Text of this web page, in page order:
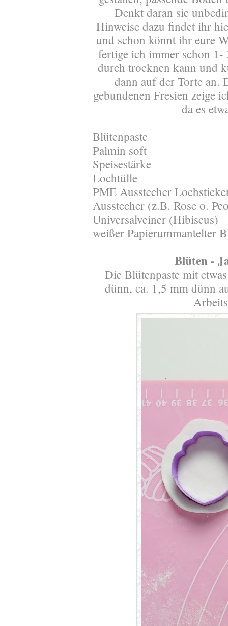
Denkt daran sie
Hinweise dazu findet ihr
und schon könnt ihr eure
fertige ich immer schon 1-
durch trocknen kann und
dann auf der Torte an.
gebundenen Fresien zeige
da es
Blütenpaste
Palmin soft
Speisestärke
Lochtülle
PME Ausstecher
Ausstecher (z.B. Rose o.
Universalveiner (Hibiscus)
weißer Papierummantelter
Blüten -
Die Blütenpaste mit
dünn, ca. 1,5 mm dünn